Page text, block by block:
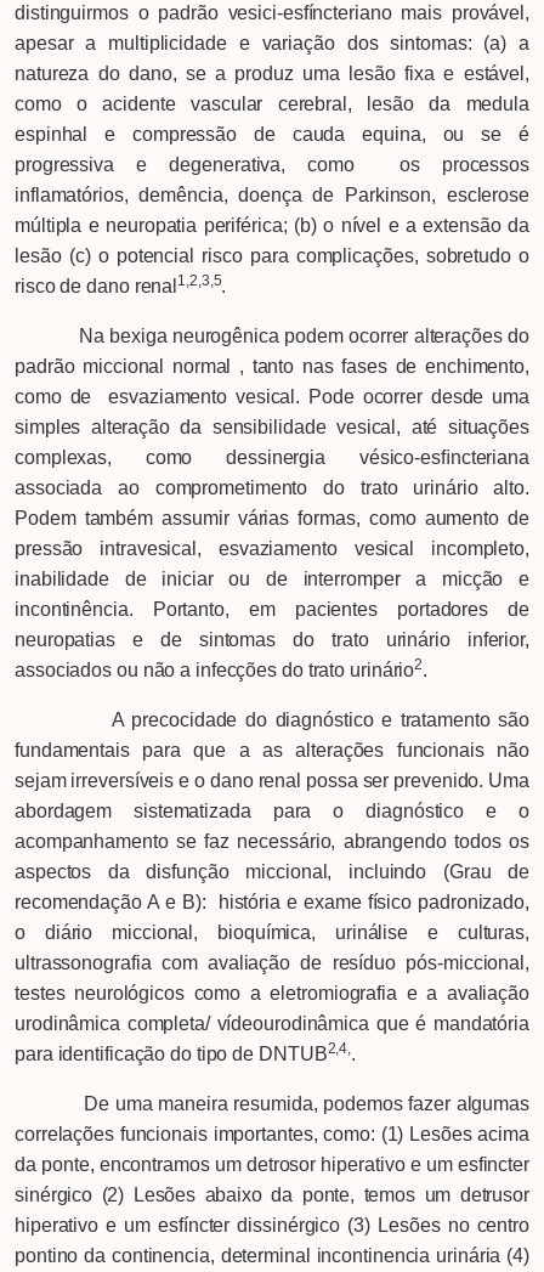
distinguirmos o padrão vesici-esfíncteriano mais provável,
apesar a multiplicidade e variação dos sintomas: (a) a
natureza do dano, se a produz uma lesão fixa e estável,
como o acidente vascular cerebral, lesão da medula
espinhal e compressão de cauda equina, ou se é
progressiva e degenerativa, como os processos
inflamatórios, demência, doença de Parkinson, esclerose
múltipla e neuropatia periférica; (b) o nível e a extensão da
lesão (c) o potencial risco para complicações, sobretudo o
risco de dano renal 1,2,3,5.
Na bexiga neurogênica podem ocorrer alterações do
padrão miccional normal , tanto nas fases de enchimento,
como de esvaziamento vesical. Pode ocorrer desde uma
simples alteração da sensibilidade vesical, até situações
complexas, como dessinergia vésico-esﬁncteriana
associada ao comprometimento do trato urinário alto.
Podem também assumir várias formas, como aumento de
pressão intravesical, esvaziamento vesical incompleto,
inabilidade de iniciar ou de interromper a micção e
incontinência. Portanto, em pacientes portadores de
neuropatias e de sintomas do trato urinário inferior,
associados ou não a infecções do trato urinário2.
A precocidade do diagnóstico e tratamento são
fundamentais para que a as alterações funcionais não
sejam irreversíveis e o dano renal possa ser prevenido. Uma
abordagem sistematizada para o diagnóstico e o
acompanhamento se faz necessário, abrangendo todos os
aspectos da disfunção miccional, incluindo (Grau de
recomendação A e B): história e exame físico padronizado,
o diário miccional, bioquímica, urinálise e culturas,
ultrassonografia com avaliação de resíduo pós-miccional,
testes neurológicos como a eletromiografia e a avaliação
urodinâmica completa/ vídeourodinâmica que é mandatória
para identificação do tipo de DNTUB2,4,.
De uma maneira resumida, podemos fazer algumas
correlações funcionais importantes, como: (1) Lesões acima
da ponte, encontramos um detrosor hiperativo e um esfincter
sinérgico (2) Lesões abaixo da ponte, temos um detrusor
hiperativo e um esfíncter dissinérgico (3) Lesões no centro
pontino da continencia, determinal incontinencia urinária (4)